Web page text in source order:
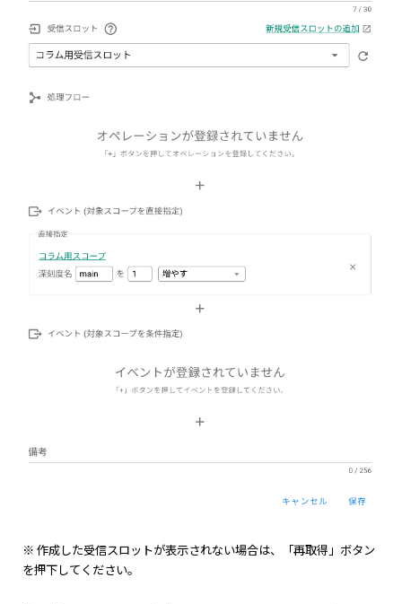
※ 作成した受信スロットが表示されない場合は、「再取得」ボタン
を押下してください。